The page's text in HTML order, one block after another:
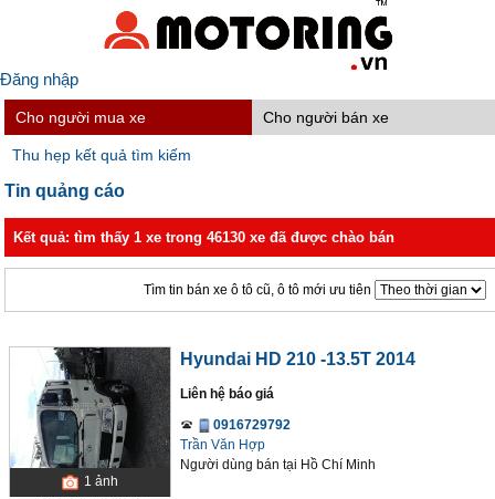
Đăng nhập
Cho người mua xe Cho người bán xe
Thu hẹp kết quả tìm kiếm
Tin quảng cáo
Kết quả: tìm thấy 1 xe trong 46130 xe đã được chào bán
Tìm tin bán xe ô tô cũ, ô tô mới ưu tiên
1 ảnh
Hyundai HD 210 -13.5T 2014
Liên hệ báo giá
0916729792
Trần Văn Hợp
Người dùng bán tại Hồ Chí Minh